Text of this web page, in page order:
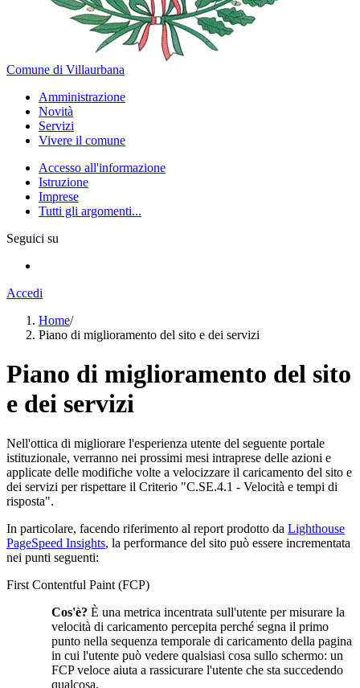
Comune di Villaurbana
Amministrazione
Novità
Servizi
Vivere il comune
Accesso all'informazione
Istruzione
Imprese
Tutti gli argomenti...
Seguici su
Accedi
Home/
Piano di miglioramento del sito e dei servizi
Piano di miglioramento del sito
e dei servizi
Nell'ottica di migliorare l'esperienza utente del seguente portale
istituzionale, verranno nei prossimi mesi intraprese delle azioni e
applicate delle modifiche volte a velocizzare il caricamento del sito e
dei servizi per rispettare il Criterio "C.SE.4.1 - Velocità e tempi di
risposta".
In particolare, facendo riferimento al report prodotto da Lighthouse
PageSpeed Insights, la performance del sito può essere incrementata
nei punti seguenti:
First Contentful Paint (FCP)
Cos'è? È una metrica incentrata sull'utente per misurare la
velocità di caricamento percepita perché segna il primo
punto nella sequenza temporale di caricamento della pagina
in cui l'utente può vedere qualsiasi cosa sullo schermo: un
FCP veloce aiuta a rassicurare l'utente che sta succedendo
qualcosa.